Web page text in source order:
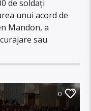
de soldați
unui acord de
Mandon, a
sau
0